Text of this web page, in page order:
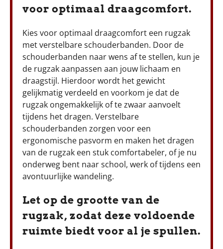
voor optimaal draagcomfort.
Kies voor optimaal draagcomfort een rugzak
met verstelbare schouderbanden. Door de
schouderbanden naar wens af te stellen, kun je
de rugzak aanpassen aan jouw lichaam en
draagstijl. Hierdoor wordt het gewicht
gelijkmatig verdeeld en voorkom je dat de
rugzak ongemakkelijk of te zwaar aanvoelt
tijdens het dragen. Verstelbare
schouderbanden zorgen voor een
ergonomische pasvorm en maken het dragen
van de rugzak een stuk comfortabeler, of je nu
onderweg bent naar school, werk of tijdens een
avontuurlijke wandeling.
Let op de grootte van de
rugzak, zodat deze voldoende
ruimte biedt voor al je spullen.